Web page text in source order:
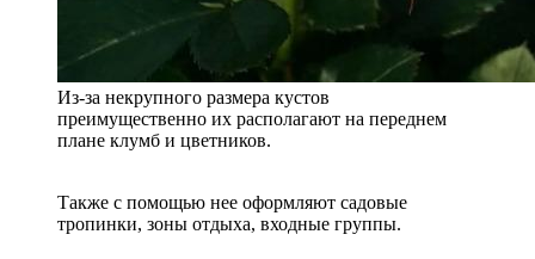
Из-за некрупного размера кустов
преимущественно их располагают на переднем
плане клумб и цветников.
Также с помощью нее оформляют садовые
тропинки, зоны отдыха, входные группы.